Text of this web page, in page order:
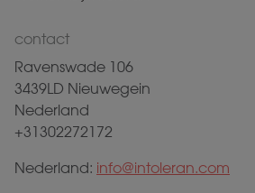
contact
Ravenswade 106
3439LD Nieuwegein
Nederland
+31302272172
Nederland: info@intoleran.com